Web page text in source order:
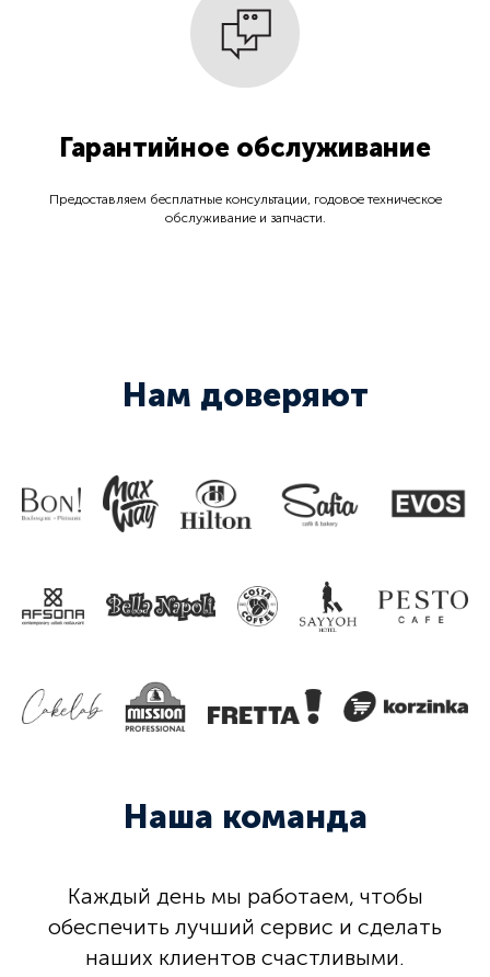
Гарантийное обслуживание
Предоставляем бесплатные консультации, годовое техническое
обслуживание и запчасти.
Нам доверяют
Наша команда
Каждый день мы работаем, чтобы
обеспечить лучший сервис и сделать
наших клиентов счастливыми.